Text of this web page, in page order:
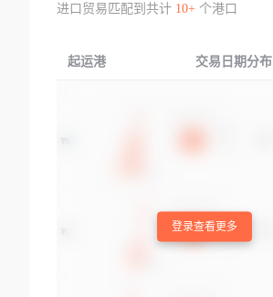
进口贸易匹配到共计 10+个港口
起运港 交易日期分布
登录查看更多